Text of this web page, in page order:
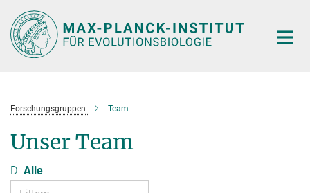
Hauptinhalt
Forschungsgruppen Team
Unser Team
D Alle